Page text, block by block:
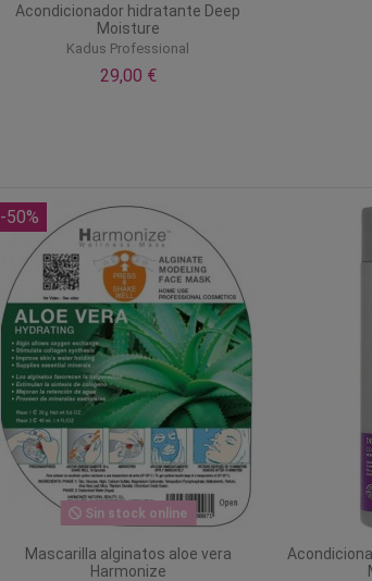
Acondicionador hidratante Deep
Moisture
Kadus Professional
29,00 €
-50%
Sin stock online
Mascarilla alginatos aloe vera
Harmonize